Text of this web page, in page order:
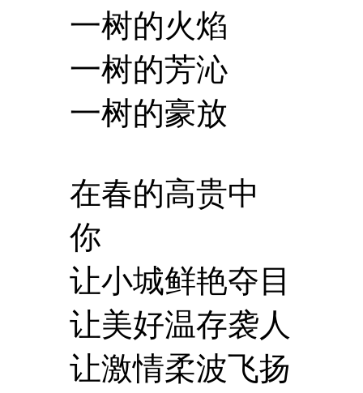
一树的火焰
一树的芳沁
一树的豪放
在春的高贵中
你
让小城鲜艳夺目
让美好温存袭人
让激情柔波飞扬